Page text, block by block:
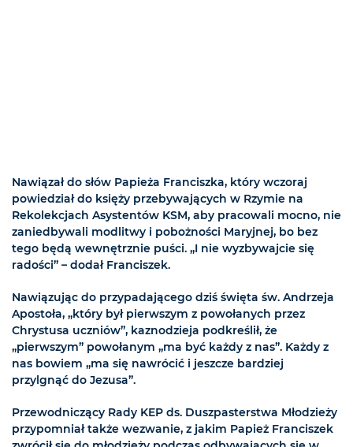
Nawiązał do słów Papieża Franciszka, który wczoraj
powiedział do księży przebywających w Rzymie na
Rekolekcjach Asystentów KSM, aby pracowali mocno, nie
zaniedbywali modlitwy i pobożności Maryjnej, bo bez
tego będą wewnętrznie puści. „I nie wyzbywajcie się
radości” – dodał Franciszek.
Nawiązując do przypadającego dziś święta św. Andrzeja
Apostoła, „który był pierwszym z powołanych przez
Chrystusa uczniów”, kaznodzieja podkreślił, że
„pierwszym” powołanym „ma być każdy z nas”. Każdy z
nas bowiem „ma się nawrócić i jeszcze bardziej
przylgnąć do Jezusa”.
Przewodniczący Rady KEP ds. Duszpasterstwa Młodzieży
przypomniał także wezwanie, z jakim Papież Franciszek